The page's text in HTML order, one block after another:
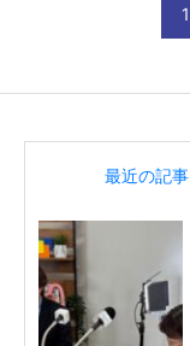
1
最近の記事